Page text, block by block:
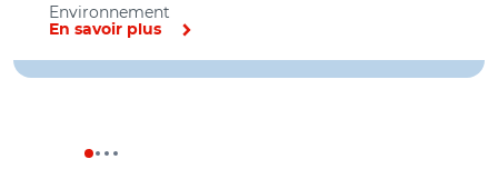
Environnement
En savoir plus